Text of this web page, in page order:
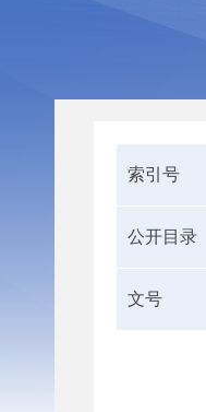
索引号
公开目录
文号